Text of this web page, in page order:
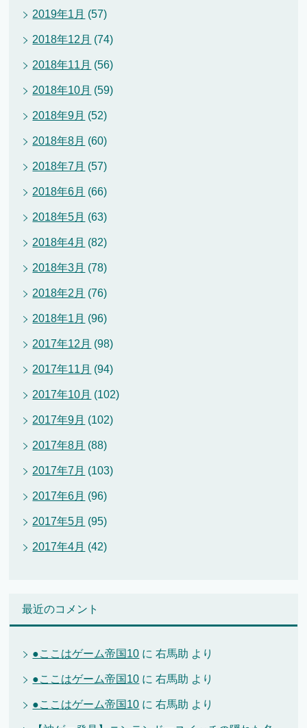
2019年1月 (57)
2018年12月 (74)
2018年11月 (56)
2018年10月 (59)
2018年9月 (52)
2018年8月 (60)
2018年7月 (57)
2018年6月 (66)
2018年5月 (63)
2018年4月 (82)
2018年3月 (78)
2018年2月 (76)
2018年1月 (96)
2017年12月 (98)
2017年11月 (94)
2017年10月 (102)
2017年9月 (102)
2017年8月 (88)
2017年7月 (103)
2017年6月 (96)
2017年5月 (95)
2017年4月 (42)
最近のコメント
●ここはゲーム帝国10 に右馬助 より
●ここはゲーム帝国10 に右馬助 より
●ここはゲーム帝国10 に右馬助 より